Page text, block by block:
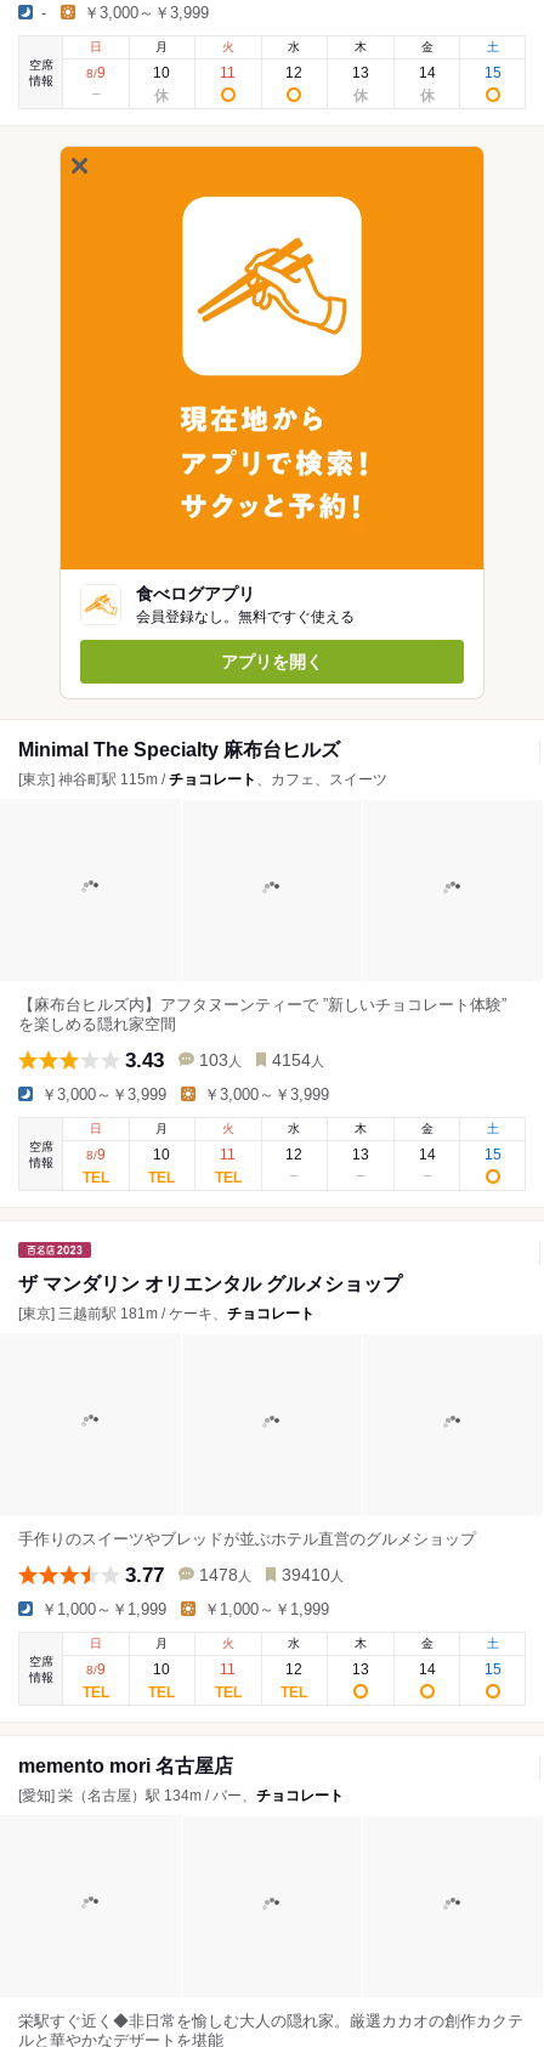
- ￥3,000～￥3,999
空席
情報
日
8/9
月
10
火
11
水
12
木
13
金
14
土
15
食べログアプリ
会員登録なし。無料ですぐ使える
アプリを開く
Minimal The Specialty 麻布台ヒルズ
[東京] 神谷町駅 115m /チョコレート 、カフェ、スイーツ
【麻布台ヒルズ内】アフタヌーンティーで ”新しいチョコレート体験”
を楽しめる隠れ家空間
3.43 103 人 4154 人
￥3,000～￥3,999 ￥3,000～￥3,999
空席
情報
日
8/9
月
10
火
11
水
12
木
13
金
14
土
15
ザ マンダリン オリエンタル グルメショップ
[東京] 三越前駅 181m / ケーキ、 チョコレート
手作りのスイーツやブレッドが並ぶホテル直営のグルメショップ
3.77 1478 人 39410 人
￥1,000～￥1,999 ￥1,000～￥1,999
空席
情報
日
8/9
月
10
火
11
水
12
木
13
金
14
土
15
memento mori 名古屋店
[愛知] 栄（名古屋）駅 134m / バー、 チョコレート
栄駅すぐ近く◆非日常を愉しむ大人の隠れ家。厳選カカオの創作カクテ
ルと華やかなデザートを堪能